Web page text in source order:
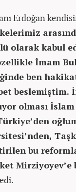
Erdoğan
olarak kabul
İmam
ben
beslemiştim.
olması İslam
bu
Mirziyoyev’e